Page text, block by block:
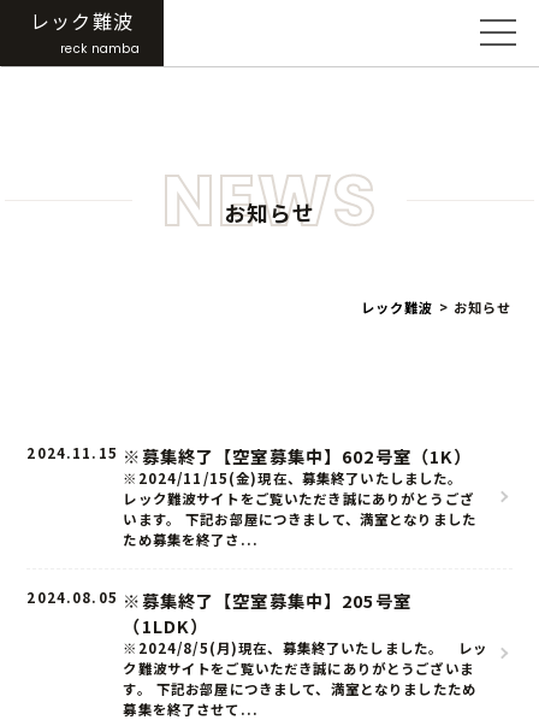
レック難波
reck namba
NEWS
お知らせ
レック難波 > お知らせ
2024.11.15 ※募集終了【空室募集中】602号室（1K）
※2024/11/15(金)現在、募集終了いたしました。
レック難波サイトをご覧いただき誠にありがとうござ
います。 下記お部屋につきまして、満室となりました
ため募集を終了さ...
2024.08.05 ※募集終了【空室募集中】205号室
（1LDK）
※2024/8/5(月)現在、募集終了いたしました。 レッ
ク難波サイトをご覧いただき誠にありがとうございま
す。 下記お部屋につきまして、満室となりましたため
募集を終了させて...